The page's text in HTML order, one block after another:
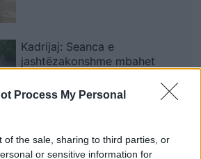
Process My Personal
of the sale, sharing to third parties, or
or sensitive information for
Kadrijaj: Seanca e
jashtëzakonshme mbahet
siguruar
Mbrojtjes: Nëntë vatra nën